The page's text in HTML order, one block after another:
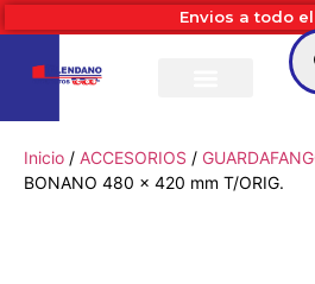
Envios a todo
Inicio / ACCESORIOS /
BONANO 480 x 420 mm T/ORIG.